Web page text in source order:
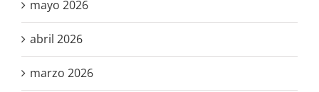
mayo 2026
abril 2026
marzo 2026